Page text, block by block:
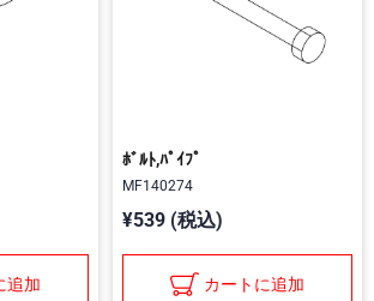
追加
ﾎﾞﾙﾄ,ﾊﾟｲﾌﾟ
MF140274
¥539 (税込)
カートに追加